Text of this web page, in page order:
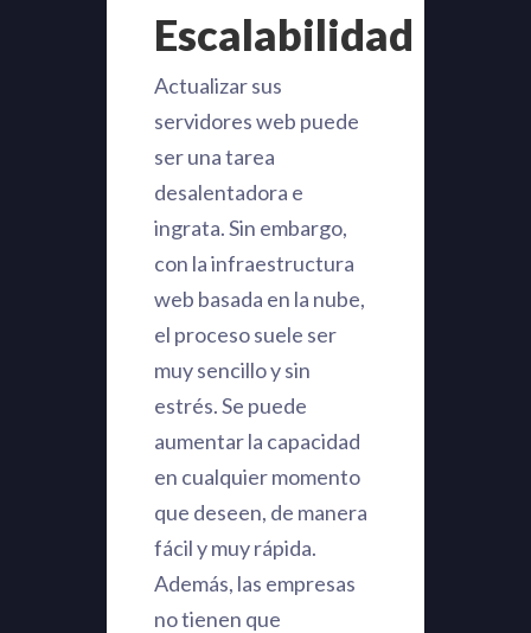
Escalabilidad
Actualizar sus
servidores web puede
ser una tarea
desalentadora e
ingrata. Sin embargo,
con la infraestructura
web basada en la nube,
el proceso suele ser
muy sencillo y sin
estrés. Se puede
aumentar la capacidad
en cualquier momento
que deseen, de manera
fácil y muy rápida.
Además, las empresas
no tienen que